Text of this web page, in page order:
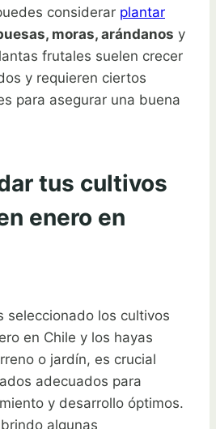
considerar plantar
moras, arándanos y
frutales suelen crecer
y requieren ciertos
para asegurar una buena
tus cultivos
enero en
seleccionado los cultivos
en Chile y los hayas
o jardín, es crucial
adecuados para
y desarrollo óptimos.
algunas